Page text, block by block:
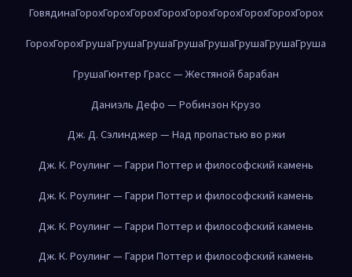
ГовядинаГорохГорохГорохГорохГорохГорохГорохГорохГорох
ГорохГорохГрушаГрушаГрушаГрушаГрушаГрушаГрушаГруша
ГрушаГюнтер Грасс — Жестяной барабан
Даниэль Дефо — Робинзон Крузо
Дж. Д. Сэлинджер — Над пропастью во ржи
Дж. К. Роулинг — Гарри Поттер и философский камень
Дж. К. Роулинг — Гарри Поттер и философский камень
Дж. К. Роулинг — Гарри Поттер и философский камень
Дж. К. Роулинг — Гарри Поттер и философский камень